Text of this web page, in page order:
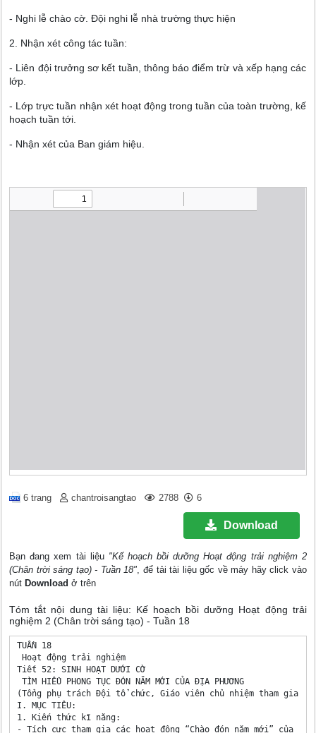
- Nghi lễ chào cờ. Đội nghi lễ nhà trường thực hiện
2. Nhận xét công tác tuần:
- Liên đội trưởng sơ kết tuần, thông báo điểm trừ và xếp hạng các
lớp.
- Lớp trực tuần nhận xét hoạt động trong tuần của toàn trường, kế
hoạch tuần tới.
- Nhận xét của Ban giám hiệu.
6 trang chantroisangtao 2788 6
Download
Bạn đang xem tài liệu "Kế hoạch bồi dưỡng Hoạt động trải nghiệm 2
(Chân trời sáng tạo) - Tuần 18", để tải tài liệu gốc về máy hãy click vào
nút Download ở trên
Tóm tắt nội dung tài liệu: Kế hoạch bồi dưỡng Hoạt động trải
nghiệm 2 (Chân trời sáng tạo) - Tuần 18
TUẦN 18
Hoạt động trải nghiệm
Tiết 52: SINH HOẠT DƯỚI CỜ
TÌM HIỂU PHONG TỤC ĐÓN NĂM MỚI CỦA ĐỊA PHƯƠNG
(Tổng phụ trách Đội tổ chức, Giáo viên chủ nhiệm tham gia,
I. MỤC TIÊU:
1. Kiến thức kĩ năng:
- Tích cực tham gia các hoạt động “Chào đón năm mới” của